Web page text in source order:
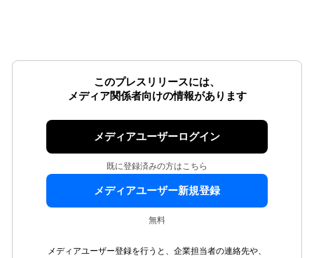
このプレスリリースには、
メディア関係者向けの情報があります
メディアユーザーログイン
既に登録済みの方はこちら
メディアユーザー新規登録
無料
メディアユーザー登録を行うと、企業担当者の連絡先や、